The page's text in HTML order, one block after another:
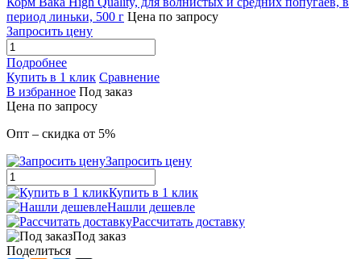
период линьки, 500 г Цена по запросу
Запросить цену
Подробнее
Купить в 1 клик Сравнение
В избранное Под заказ
Цена по запросу
Опт – скидка от 5%
Запросить цену
Купить в 1 клик
Нашли дешевле
Рассчитать доставку
Под заказ
Поделиться